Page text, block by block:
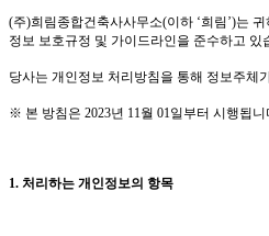
(주)희림종합건축사사무소(이하 ‘희림’)는 귀
정보 보호규정 및 가이드라인을 준수하고 있
당사는 개인정보 처리방침을 통해 정보주체
※ 본 방침은 2023년 11 월 01 일부터 시행됩니
1. 처리하는 개인정보의 항목